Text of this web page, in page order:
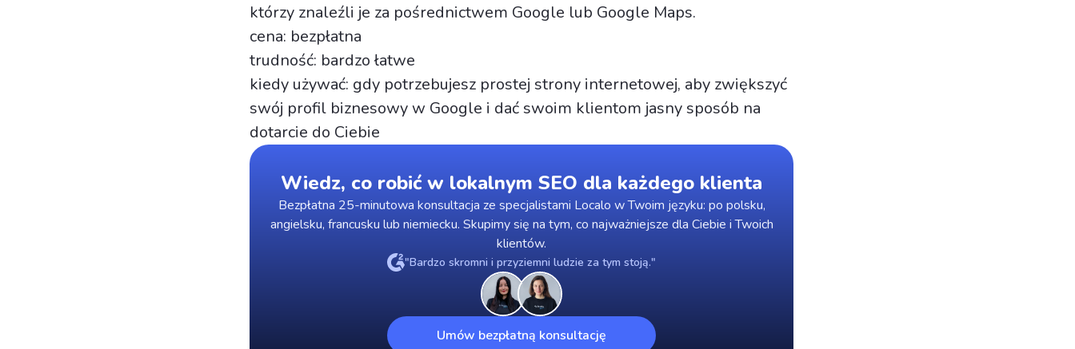
którzy znaleźli je za pośrednictwem Google lub Google Maps.
cena: bezpłatna
trudność: bardzo łatwe
kiedy używać: gdy potrzebujesz prostej strony internetowej, aby zwiększyć
swój profil biznesowy w Google i dać swoim klientom jasny sposób na
dotarcie do Ciebie
Wiedz, co robić w lokalnym SEO dla każdego klienta
Bezpłatna 25-minutowa konsultacja ze specjalistami Localo w Twoim języku: po polsku,
angielsku, francusku lub niemiecku. Skupimy się na tym, co najważniejsze dla Ciebie i Twoich
klientów.
"Bardzo skromni i przyziemni ludzie za tym stoją."
Umów bezpłatną konsultację